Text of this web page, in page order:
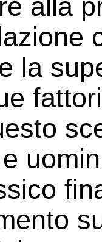
alla
la